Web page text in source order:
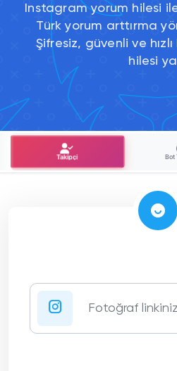
Instagram yorum hilesi ile
Türk yorum arttırma
Şifresiz, güvenli ve
hilesi
Takipçi Bot